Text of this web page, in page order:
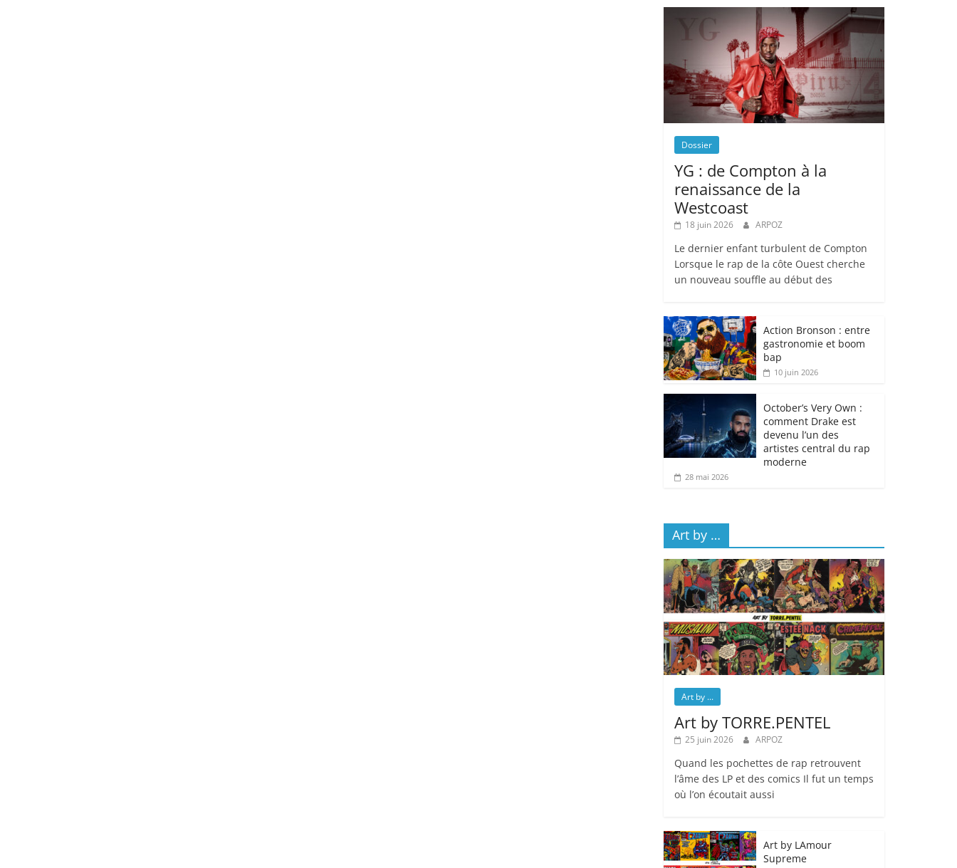
Dossier
YG : de Compton à la
renaissance de la
Westcoast
18 juin 2026 ARPOZ
Le dernier enfant turbulent de Compton
Lorsque le rap de la côte Ouest cherche
un nouveau souffle au début des
Action Bronson : entre
gastronomie et boom
bap
10 juin 2026
October’s Very Own :
comment Drake est
devenu l’un des
artistes central du rap
moderne
28 mai 2026
Art by …
Art by ...
Art by TORRE.PENTEL
25 juin 2026 ARPOZ
Quand les pochettes de rap retrouvent
l’âme des LP et des comics Il fut un temps
où l’on écoutait aussi
Art by LAmour
Supreme